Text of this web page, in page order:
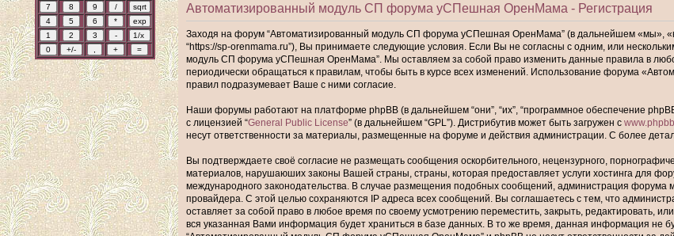
Автоматизированный модуль СП форума уСПешная ОренМама - Регистрация
Заходя на форум “Автоматизированный модуль СП форума уСПешная ОренМама” (в дальнейшем «мы»,
“https://sp-orenmama.ru”), Вы принимаете следующие условия. Если Вы не согласны с одним, или
модуль СП форума уСПешная ОренМама”. Мы оставляем за собой право изменить данные правила в
периодически обращаться к правилам, чтобы быть в курсе всех изменений. Использование форума
правил подразумевает Ваше с ними согласие.
Наши форумы работают на платформе phpBB (в дальнейшем “они”, “их”, “программное обеспечение
с лицензией “General Public License” (в дальнейшем “GPL”). Дистрибутив может быть загружен с
несут ответственности за материалы, размещенные на форуме и действия администрации. С более
Вы подтверждаете своё согласие не размещать сообщения оскорбительного, нецензурного,
материалов, нарушаюших законы Вашей страны, страны, которая предоставляет услуги хостинга для
международного законодательства. В случае размещения подобных сообщений, администрация форума
провайдера. С этой целью сохраняются IP адреса всех сообщений. Вы соглашаетесь с тем, что
оставляет за собой право в любое время по своему усмотрению переместить, закрыть, редактировать,
вся указанная Вами информация будет храниться в базе данных. В то же время, данная информация не